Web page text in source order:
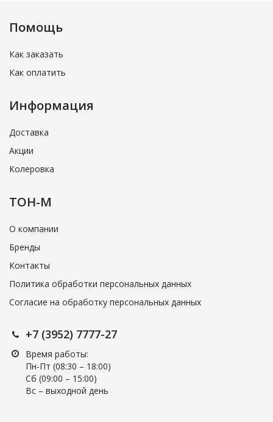
Помощь
Как заказать
Как оплатить
Информация
Доставка
Акции
Колеровка
ТОН-М
О компании
Бренды
Контакты
Политика обработки персональных данных
Согласие на обработку персональных данных
+7 (3952) 7777-27
Время работы:
Пн-Пт (08:30 – 18:00)
Cб (09:00 – 15:00)
Вс – выходной день